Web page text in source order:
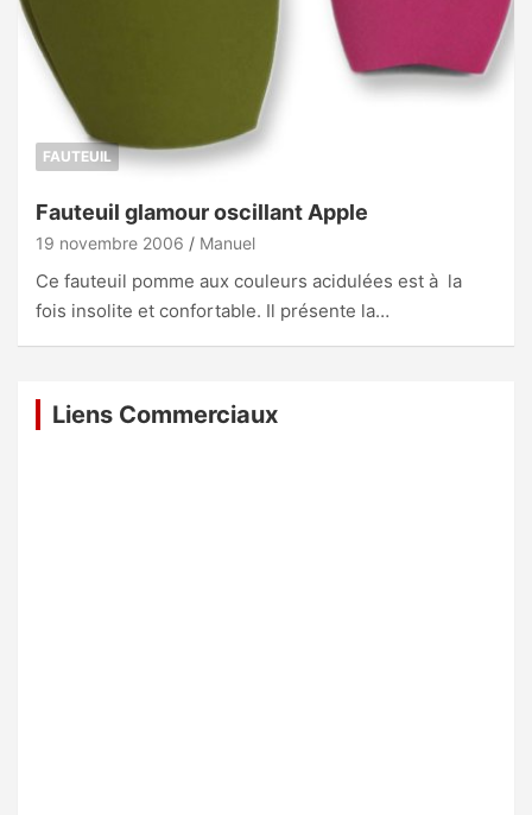
FAUTEUIL
Fauteuil glamour oscillant Apple
19 novembre 2006 Manuel
Ce fauteuil pomme aux couleurs acidulées est à la
fois insolite et confortable. Il présente la…
Liens Commerciaux